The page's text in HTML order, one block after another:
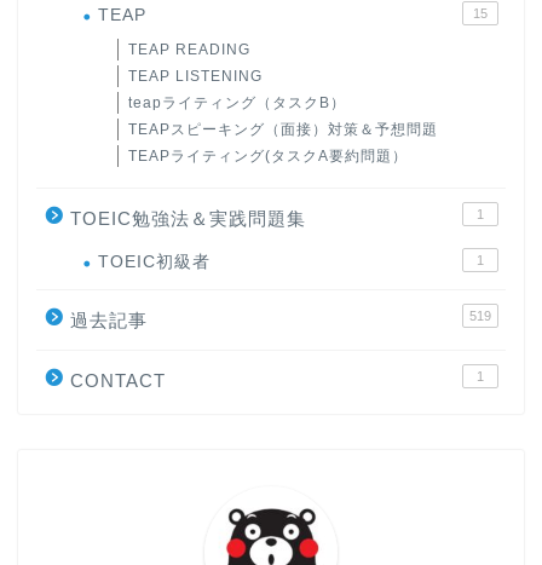
TEAP 15
TEAP READING
TEAP LISTENING
teapライティング（タスクB）
TEAPスピーキング（面接）対策＆予想問題
TEAPライティング(タスクA要約問題）
TOEIC勉強法＆実践問題集 1
TOEIC初級者 1
過去記事 519
CONTACT 1
大学入試英語対策講座